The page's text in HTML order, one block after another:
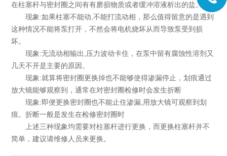
在柱塞杆与密封圈之间有有磨损物质或者缓冲溶液析出的盐。
现象:如果柱塞不能动,不能打流动相，那么值得留意的是遇到
这种情况不能将泵打开，不然会将电机烧坏从而导致泵受到损
坏。
现象:无流动相输出,压力波动卡住，在泵中留有腐蚀性溶剂又
几天不开是主要的原因。
现象:就算将密封圈更换掉也不能够使得渗漏停止，划痕通过
放大镜能够观察到，通常在对密封圈检修时会发生折断
现象:即便更换密封圈也不能止住渗漏,用放大镜可观察到划
痕。折断一般是发生在检修密封圈时
上述三种现象均需要对柱塞杆进行更换，而更换柱塞杆并不
简单，建议请维修人员来更换。